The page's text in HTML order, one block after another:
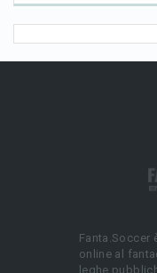
Fanta.Soccer
online al
leghe